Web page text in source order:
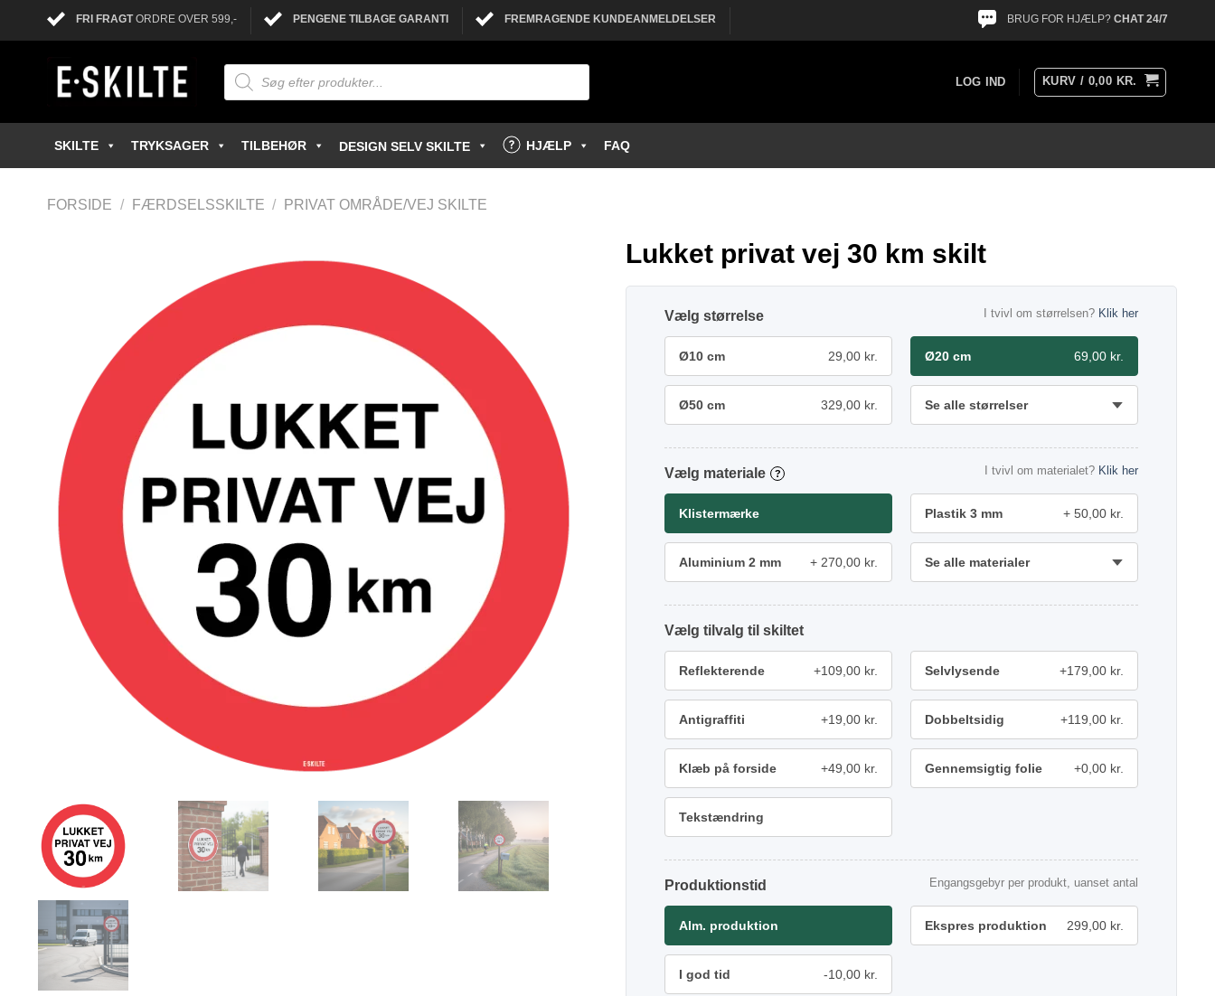
FRI FRAGTORDRE OVER 599,- PENGENE TILBAGE GARANTI FREMRAGENDE KUNDEANMELDELSER BRUG FOR HJÆLP? CHAT 24/7
LOG IND KURV / 0,00 KR.
SKILTE TRYKSAGER TILBEHØR DESIGN SELV SKILTE HJÆLP FAQ
FORSIDE / FÆRDSELSSKILTE / PRIVAT OMRÅDE/VEJ SKILTE
Lukket privat vej 30 km skilt
størrelse I tvivl om størrelsen? Klik her
Ø10 cm 29,00 kr. Ø20 cm 69,00 kr.
Ø50 cm 329,00 kr. Se alle størrelser
materiale ? I tvivl om materialet? Klik her
Klistermærke Plastik 3 mm 50,00 kr.
Aluminium 2 mm 270,00 kr. Se alle materialer
tilvalg
Reflekterende +109,00 kr. Selvlysende +179,00 kr.
Antigraffiti +19,00 kr. Dobbeltsidig +119,00 kr.
Klæb på forside +49,00 kr. Gennemsigtig folie +0,00 kr.
Tekstændring
Produktionstid Engangsgebyr per produkt, uanset antal
Alm. produktion Ekspres produktion 299,00 kr.
I god tid -10,00 kr.